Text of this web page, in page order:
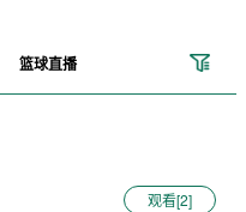
篮球直播
观看[2]